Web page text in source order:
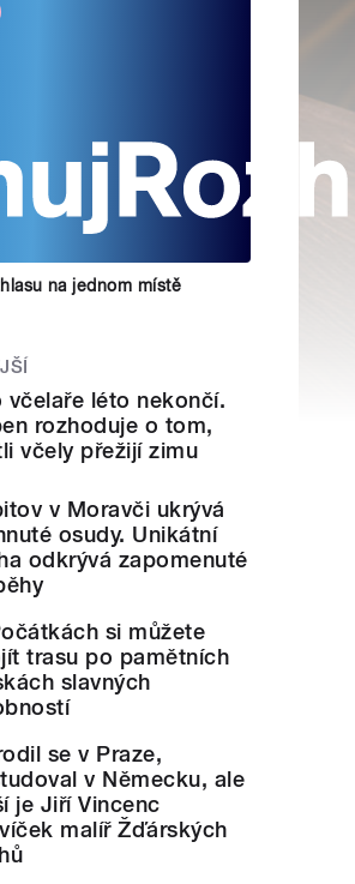
na jednom místě
včelaře léto nekončí.
rozhoduje o tom,
včely přežijí zimu
v Moravči ukrývá
osudy. Unikátní
odkrývá zapomenuté
si můžete
trasu po pamětních
slavných
se v Praze,
v Německu, ale
je Jiří Vincenc
malíř Žďárských